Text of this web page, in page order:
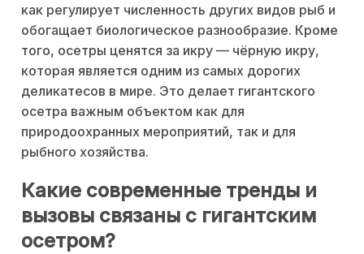
как регулирует численность других видов рыб и
обогащает биологическое разнообразие. Кроме
того, осетры ценятся за икру — чёрную икру,
которая является одним из самых дорогих
деликатесов в мире. Это делает гигантского
осетра важным объектом как для
природоохранных мероприятий, так и для
рыбного хозяйства.
Какие современные тренды и
вызовы связаны с гигантским
осетром?